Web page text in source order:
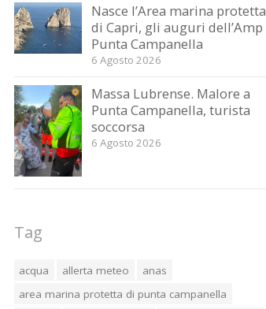
Nasce l’Area marina protetta
di Capri, gli auguri dell’Amp
Punta Campanella
6 Agosto 2026
Massa Lubrense. Malore a
Punta Campanella, turista
soccorsa
6 Agosto 2026
Tag
acqua allerta meteo
anas
area marina protetta di punta campanella